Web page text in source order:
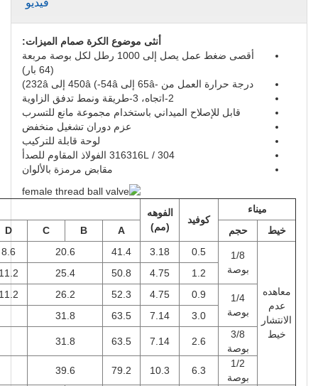
فيديو
أنثى موضوع الكرة صمام الميزات:
أقصى ضغط عمل يصل إلى 1000 رطل لكل بوصة مربعة
(64 بار)
درجة حرارة العمل من -65â إلى 450â (-54â إلى 232â)
2-اتجاه، 3-طريقة ونمط تدفق الزاوية
قابل للإصلاح الميداني باستخدام مجموعة مانع للتسرب
عزم دوران تشغيل منخفض
لوحة قابلة للتركيب
304 / 316316L الفولاذ المقاوم للصدأ
مقابض مرمزة بالألوان
ميناء
كوفيد
الفوهه
(مم)
خيط حجم A
B
C
D
معاهده
عدم
الانتشار
خيط
1/8
بوصة
0.5
3.18
41.4
20.6
8.6
1.2
4.75
50.8
25.4
1/4
بوصة
0.9
4.75
52.3
26.2
3.0
7.14
63.5
31.8
3/8
بوصة
2.6
7.14
63.5
31.8
1/2
بوصة
6.3
10.3
79.2
39.6